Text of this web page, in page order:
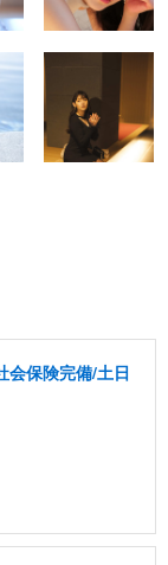
会保険完備/土日